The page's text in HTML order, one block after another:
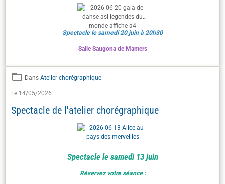
Spectacle le samedi 20 juin à 20h30
Salle Saugona de Mamers
Dans Atelier chorégraphique
Le 14/05/2026
Spectacle de l'atelier chorégraphique
Spectacle le samedi 13 juin
Réservez votre séance :